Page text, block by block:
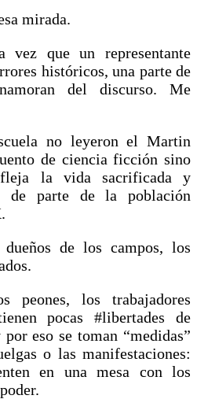
mirada.
vez que un representante
históricos, una parte de
del discurso. Me
no leyeron el Martin
de ciencia ficción sino
la vida sacrificada y
de parte de la población
de los campos, los
peones, los trabajadores
pocas #libertades de
eso se toman “medidas”
o las manifestaciones:
en una mesa con los